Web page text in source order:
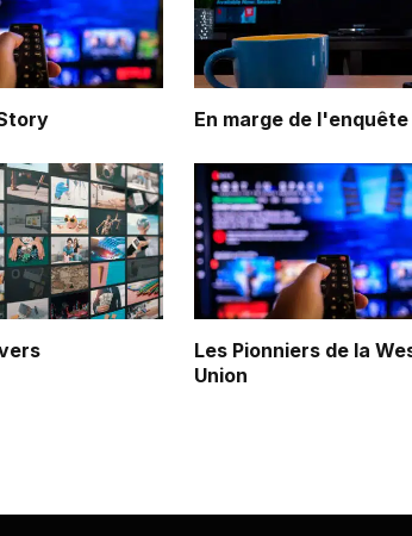
En marge de l'enquête
Les Pionniers de la
Union